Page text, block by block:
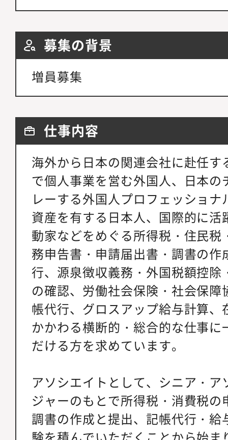
募集の背景
増員募集
仕事内容
海外から日本の関連会社に赴任
で個人事業を営む外国人、日本
レーする外国人プロフェッショ
資産を有する日本人、国際的に
動家などをめぐる所得税・住民
務申告書・申請届出書・調書の
行、源泉徴収義務・外国税額控
の確認、労働社会保険・社会保
帳代行、グロスアップ給与計算
かかわる横断的・総合的な仕事
だける方を求めています。
アソシエイトとして、シニア・
ジャーのもとで所得税・消費税
調書の作成と提出、記帳代行・